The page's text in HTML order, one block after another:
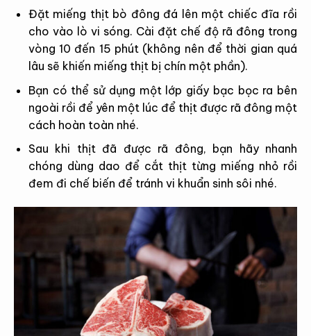
Đặt miếng thịt bò đông đá lên một chiếc đĩa rồi
cho vào lò vi sóng. Cài đặt chế độ rã đông trong
vòng 10 đến 15 phút (không nên để thời gian quá
lâu sẽ khiến miếng thịt bị chín một phần).
Bạn có thể sử dụng một lớp giấy bạc bọc ra bên
ngoài rồi để yên một lúc để thịt được rã đông một
cách hoàn toàn nhé.
Sau khi thịt đã được rã đông, bạn hãy nhanh
chóng dùng dao để cắt thịt từng miếng nhỏ rồi
đem đi chế biến để tránh vi khuẩn sinh sôi nhé.